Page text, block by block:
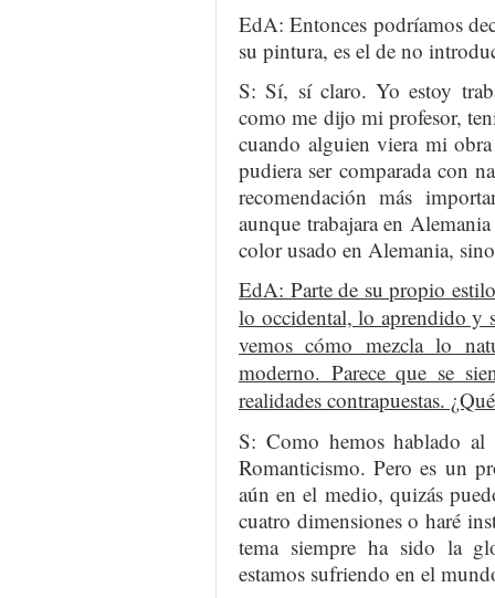
EdA: Entonces podríamos
su pintura, es el de no
S: Sí, sí claro. Yo estoy
como me dijo mi profesor,
cuando alguien viera mi
pudiera ser comparada con
recomendación más
aunque trabajara en
color usado en Alemania,
EdA: Parte de su propio
lo occidental, lo aprendido y
vemos cómo mezcla lo
moderno. Parece que se
realidades contrapuestas.
S: Como hemos hablado
Romanticismo. Pero es un
aún en el medio, quizás
cuatro dimensiones o haré
tema siempre ha sido la
estamos sufriendo en el